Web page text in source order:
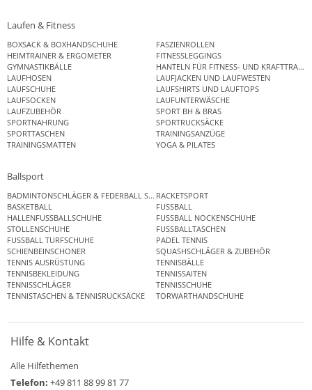
Laufen & Fitness
BOXSACK & BOXHANDSCHUHE
FASZIENROLLEN
HEIMTRAINER & ERGOMETER
FITNESSLEGGINGS
GYMNASTIKBÄLLE
HANTELN FÜR FITNESS- UND
LAUFHOSEN
LAUFJACKEN UND LAUFWESTEN
LAUFSCHUHE
LAUFSHIRTS UND LAUFTOPS
LAUFSOCKEN
LAUFUNTERWÄSCHE
LAUFZUBEHÖR
SPORT BH & BRAS
SPORTNAHRUNG
SPORTRUCKSÄCKE
SPORTTASCHEN
TRAININGSANZÜGE
TRAININGSMATTEN
YOGA & PILATES
Ballsport
BADMINTONSCHLÄGER & FEDERBALL SETSRACKETSPORT
BASKETBALL
FUSSBALL
HALLENFUSSBALLSCHUHE
FUSSBALL NOCKENSCHUHE
STOLLENSCHUHE
FUSSBALLTASCHEN
FUSSBALL TURFSCHUHE
PADEL TENNIS
SCHIENBEINSCHONER
SQUASHSCHLÄGER & ZUBEHÖR
TENNIS AUSRÜSTUNG
TENNISBÄLLE
TENNISBEKLEIDUNG
TENNISSAITEN
TENNISSCHLÄGER
TENNISSCHUHE
TENNISTASCHEN & TENNISRUCKSÄCKE
TORWARTHANDSCHUHE
Hilfe & Kontakt
Alle Hilfethemen
Telefon: +49 811 88 99 81 77